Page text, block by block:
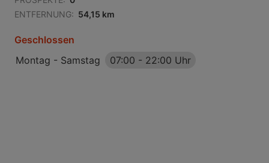
ENTFERNUNG: 54,15 km
Geschlossen
Montag - Samstag
07:00 - 22:00 Uhr